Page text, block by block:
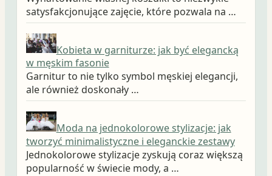
satysfakcjonujące zajęcie, które pozwala na …
Kobieta w garniturze: jak być elegancką
w męskim fasonie
Garnitur to nie tylko symbol męskiej elegancji,
ale również doskonały …
Moda na jednokolorowe stylizacje: jak
tworzyć minimalistyczne i eleganckie zestawy
Jednokolorowe stylizacje zyskują coraz większą
popularność w świecie mody, a …